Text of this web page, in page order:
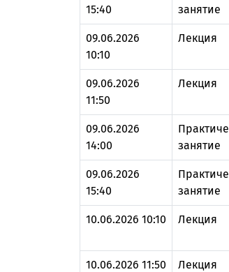
15:40
занятие
09.06.2026
10:10
Лекция
09.06.2026
11:50
Лекция
09.06.2026
14:00
занятие
09.06.2026
15:40
занятие
10.06.2026 10:10 Лекция
10.06.2026 11:50 Лекция